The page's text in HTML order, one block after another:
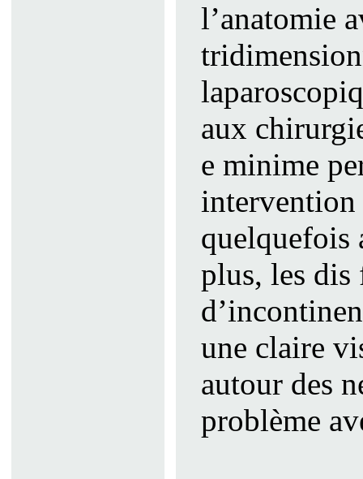
l’anatomie
aux
e minime
intervention
quelquefois
plus, les dis
une claire
autour des
problème